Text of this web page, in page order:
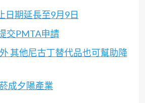
日期延長至9月9日
交PMTA申請
其他尼古丁替代品也可幫助降
成夕陽產業